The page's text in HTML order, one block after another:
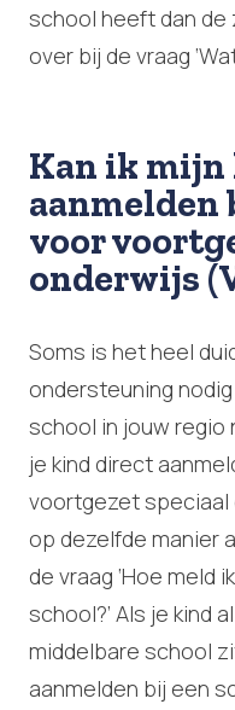
school heeft dan de
over bij de vraag
Kan ik
aanmelden
voor
onderwijs
Soms is het heel
ondersteuning
school in jouw regio
je kind direct
voortgezet speciaal
op dezelfde manier
de vraag ‘Hoe meld
school?’ Als je kind
middelbare school
aanmelden bij een